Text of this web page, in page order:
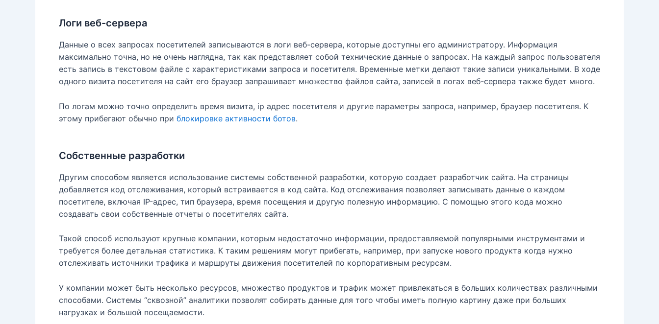
Логи веб-сервера
Данные о всех запросах посетителей записываются в логи веб-сервера, которые доступны его администратору. Информация
максимально точна, но не очень наглядна, так как представляет собой технические данные о запросах. На каждый запрос пользователя
есть запись в текстовом файле с характеристиками запроса и посетителя. Временные метки делают такие записи уникальными. В ходе
одного визита посетителя на сайт его браузер запрашивает множество файлов сайта, записей в логах веб-сервера также будет много.
По логам можно точно определить время визита, ip адрес посетителя и другие параметры запроса, например, браузер посетителя. К
этому прибегают обычно при блокировке активности ботов.
Собственные разработки
Другим способом является использование системы собственной разработки, которую создает разработчик сайта. На страницы
добавляется код отслеживания, который встраивается в код сайта. Код отслеживания позволяет записывать данные о каждом
посетителе, включая IP-адрес, тип браузера, время посещения и другую полезную информацию. С помощью этого кода можно
создавать свои собственные отчеты о посетителях сайта.
Такой способ используют крупные компании, которым недостаточно информации, предоставляемой популярными инструментами и
требуется более детальная статистика. К таким решениям могут прибегать, например, при запуске нового продукта когда нужно
отслеживать источники трафика и маршруты движения посетителей по корпоративным ресурсам.
У компании может быть несколько ресурсов, множество продуктов и трафик может привлекаться в больших количествах различными
способами. Системы “сквозной” аналитики позволят собирать данные для того чтобы иметь полную картину даже при больших
нагрузках и большой посещаемости.